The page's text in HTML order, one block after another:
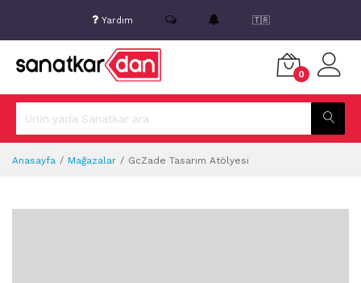
Yardım 🇹🇷
0
Anasayfa Mağazalar GcZade Tasarım Atölyesi